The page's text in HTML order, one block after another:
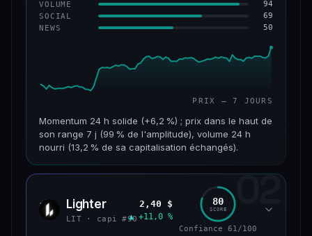
VOLUME 94
SOCIAL 69
NEWS 50
PRIX — 7 JOURS
Momentum 24 h solide (+6,2 %) ; prix dans le haut de
son range 7 j (99 % de l'amplitude), volume 24 h
nourri (13,2 % de sa capitalisation échangés).
CAP. MARCHÉ VOLUME 24 H
VAR. 7 J VAR. 30 J
+32,8 %
02
LIT Lighter
LIT · capi #90
2,40 $
▲ +11,0 %
80
SCORE
Confiance 61/100